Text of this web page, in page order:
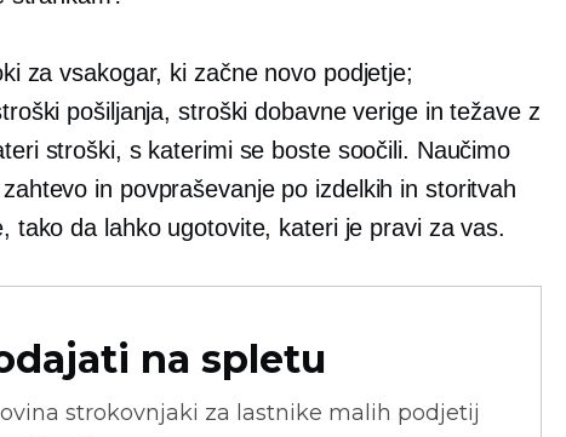
za vsakogar, ki začne novo podjetje;
pošiljanja, stroški dobavne verige in težave z
stroški, s katerimi se boste soočili. Naučimo
in povpraševanje po izdelkih in storitvah
tako da lahko ugotovite, kateri je pravi za vas.
na spletu
strokovnjaki za lastnike malih podjetij